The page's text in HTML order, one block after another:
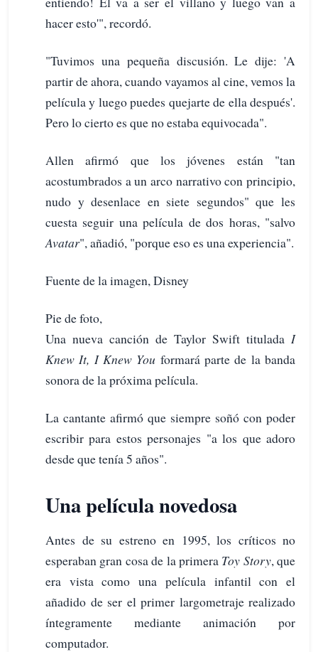
hacer esto'", recordó.
"Tuvimos una pequeña discusión. Le dije: 'A
partir de ahora, cuando vayamos al cine, vemos la
película y luego puedes quejarte de ella después'.
Pero lo cierto es que no estaba equivocada".
Allen afirmó que los jóvenes están "tan
acostumbrados a un arco narrativo con principio,
nudo y desenlace en siete segundos" que les
cuesta seguir una película de dos horas, "salvo
Avatar", añadió, "porque eso es una experiencia".
Fuente de la imagen, Disney
Pie de foto,
Una nueva canción de Taylor Swift titulada I
Knew It, I Knew You formará parte de la banda
sonora de la próxima película.
La cantante afirmó que siempre soñó con poder
escribir para estos personajes "a los que adoro
desde que tenía 5 años".
Una película novedosa
Antes de su estreno en 1995, los críticos no
esperaban gran cosa de la primera Toy Story, que
era vista como una película infantil con el
añadido de ser el primer largometraje realizado
íntegramente mediante animación por
computador.